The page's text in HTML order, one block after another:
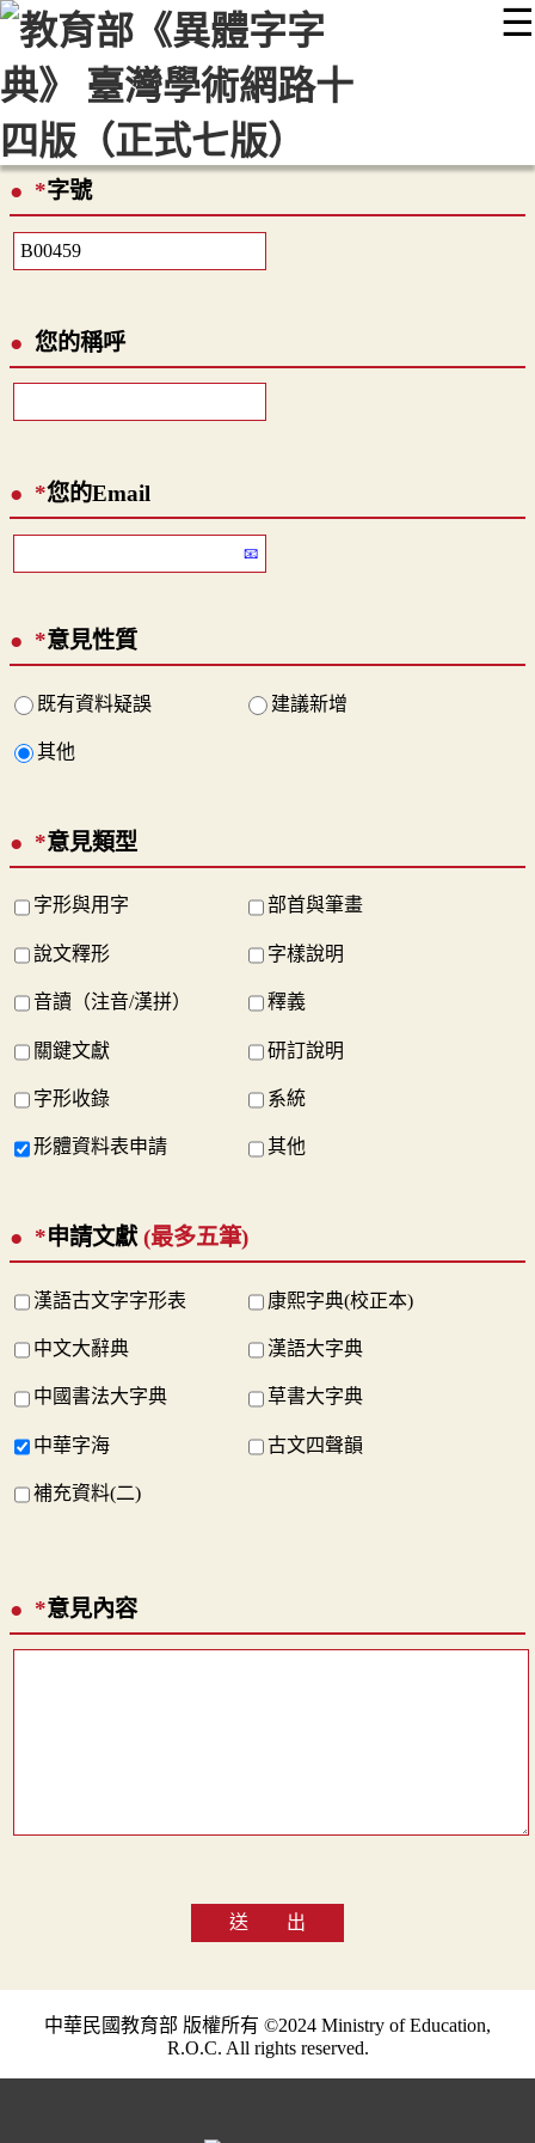
☰
::: 最新消息 常見問題 編輯說明
顯示模式
網站導覽
*字號
您的稱呼
*您的Email
*意見性質
既有資料疑誤 建議新增
其他
*意見類型
字形與用字 部首與筆畫
說文釋形 字樣說明
音讀（注音/漢拼） 釋義
關鍵文獻 研訂說明
字形收錄 系統
形體資料表申請 其他
*申請文獻 (最多五筆)
漢語古文字字形表 康熙字典(校正本)
中文大辭典 漢語大字典
中國書法大字典 草書大字典
中華字海 古文四聲韻
補充資料(二)
*意見內容
送 出
中華民國教育部 版權所有 ©2024 Ministry of Education,
R.O.C. All rights reserved.